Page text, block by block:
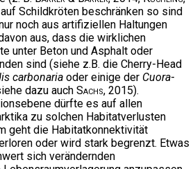
Schildkröten beschränken so sind
noch aus artifiziellen Haltungen
aus, dass die wirklichen
unter Beton und Asphalt oder
sind (siehe z.B. die Cherry-Head
carbonaria oder einige der Cuora-
dazu auch Sachs, 2015).
dürfte es auf allen
zu solchen Habitatverlusten
geht die Habitatkonnektivität
oder wird stark begrenzt. Etwas
sich verändernden